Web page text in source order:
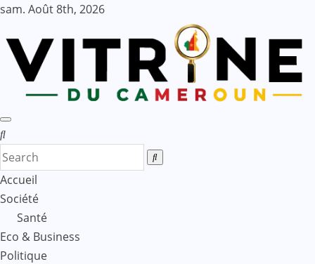
Skip
content
sam. Août 8th, 2026
Accueil
Société
Santé
Eco & Business
Politique